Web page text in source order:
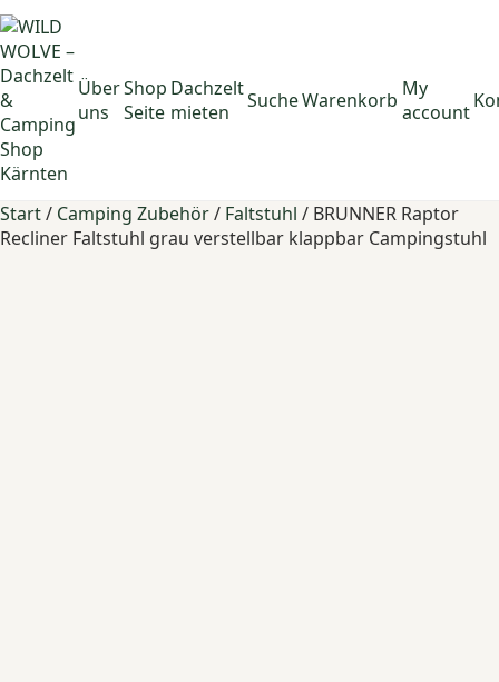
Über
uns
Shop
Seite
Dachzelt
mieten
SucheWarenkorb My
account
Start/ Camping Zubehör/ Faltstuhl / BRUNNER Raptor
Recliner Faltstuhl grau verstellbar klappbar Campingstuhl